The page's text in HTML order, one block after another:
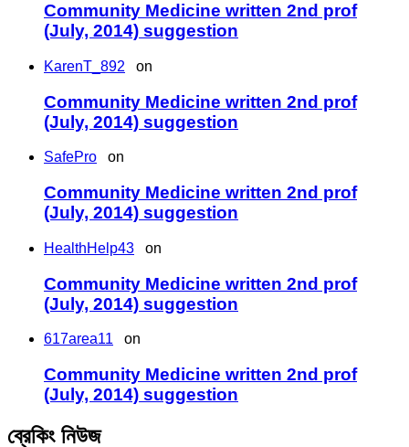
Community Medicine written 2nd prof
(July, 2014) suggestion
KarenT_892 on
Community Medicine written 2nd prof
(July, 2014) suggestion
SafePro on
Community Medicine written 2nd prof
(July, 2014) suggestion
HealthHelp43 on
Community Medicine written 2nd prof
(July, 2014) suggestion
617area11 on
Community Medicine written 2nd prof
(July, 2014) suggestion
ব্রেকিং নিউজ